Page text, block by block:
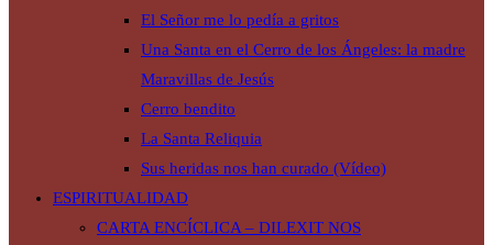
El Señor me lo pedía a gritos
Una Santa en el Cerro de los Ángeles: la madre
Maravillas de Jesús
Cerro bendito
La Santa Reliquia
Sus heridas nos han curado (Vídeo)
ESPIRITUALIDAD
CARTA ENCÍCLICA – DILEXIT NOS